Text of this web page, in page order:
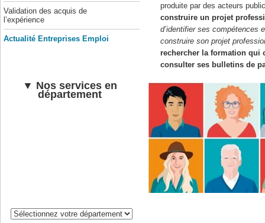
Validation des acquis de
l’expérience
Actualité Entreprises Emploi
▼ Nos services en
département
produite par des acteurs
construire un projet
d’identifier ses compétences
construire son projet
rechercher la formation qui
consulter ses bulletins de